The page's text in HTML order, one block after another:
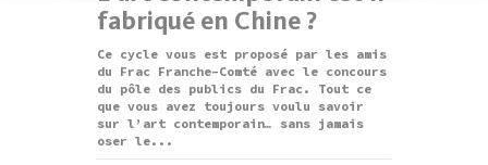
fabriqué en Chine ?
Ce cycle vous est proposé par les amis
du Frac Franche-Comté avec le concours
du pôle des publics du Frac. Tout ce
que vous avez toujours voulu savoir
sur l’art contemporain… sans jamais
oser le...